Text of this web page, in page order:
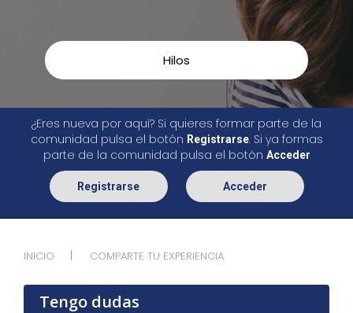
Hilos
¿Eres nueva por aquí? Si quieres formar parte de la
comunidad pulsa el botón Registrarse. Si ya formas
parte de la comunidad pulsa el botón Acceder
Registrarse Acceder
INICIO COMPARTE TU EXPERIENCIA
Tengo dudas